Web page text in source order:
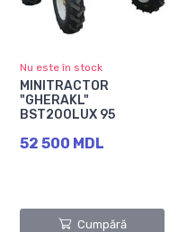
Nu este în stock
MINITRACTOR
"GHERAKL"
BST200LUX 95
52 500 MDL
Cumpără